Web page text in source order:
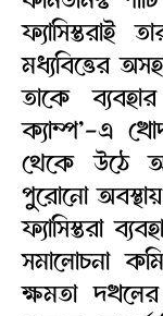
ফ্যাসিস্তরাই
মধ্যবিত্তের
তাকে
ক্যাম্প’-এ
থেকে উঠে
পুরোনো
ফ্যাসিস্তরা
সমালোচনা
ক্ষমতা দখলের